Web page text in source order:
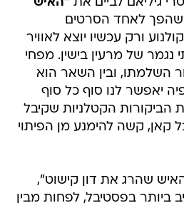
לאחד הסרטים
ורק עכשיו יוצא לאוויר
נגמר של מרעין בישין. מפחי
השלמתו, ובין השאר הוא
יאפשר לנו סוף כל סוף
הביקורות הקטלניות שקיבל
קאן, קשה להימנע מן הפיתוי
שהרג את דון קישוט",
ביותר בפסטיבל, לפחות מבין